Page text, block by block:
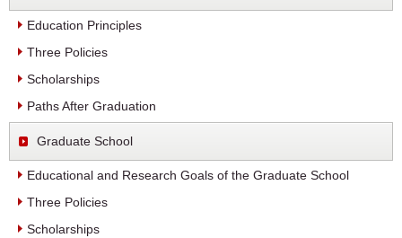
Education Principles
Three Policies
Scholarships
Paths After Graduation
Graduate School
Educational and Research Goals of the Graduate School
Three Policies
Scholarships